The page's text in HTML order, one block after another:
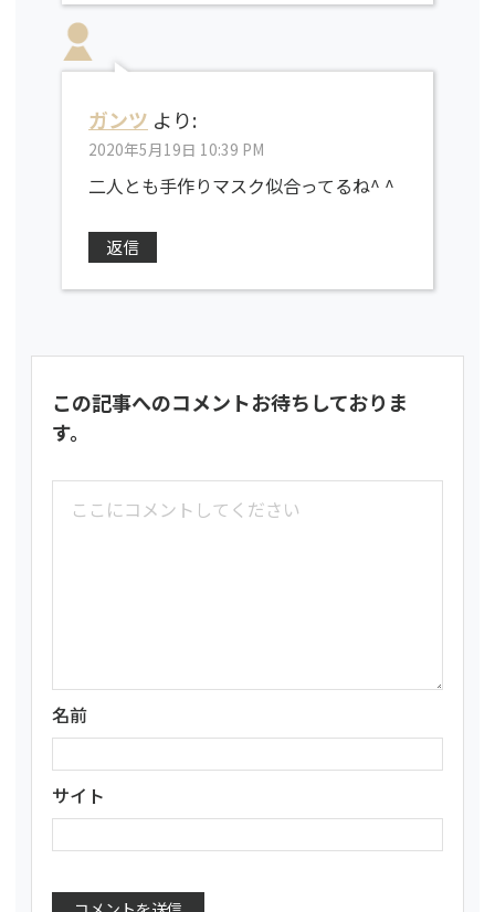
ガンツ より:
2020年5月19日 10:39 PM
二人とも手作りマスク似合ってるね^ ^
返信
この記事へのコメントお待ちしておりま
す。
名前
サイト